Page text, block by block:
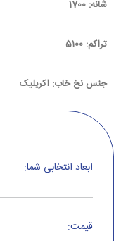
شانه: 1700
تراکم: 5100
جنس نخ خاب: اکریلیک
ابعاد انتخابی شما:
قیمت: